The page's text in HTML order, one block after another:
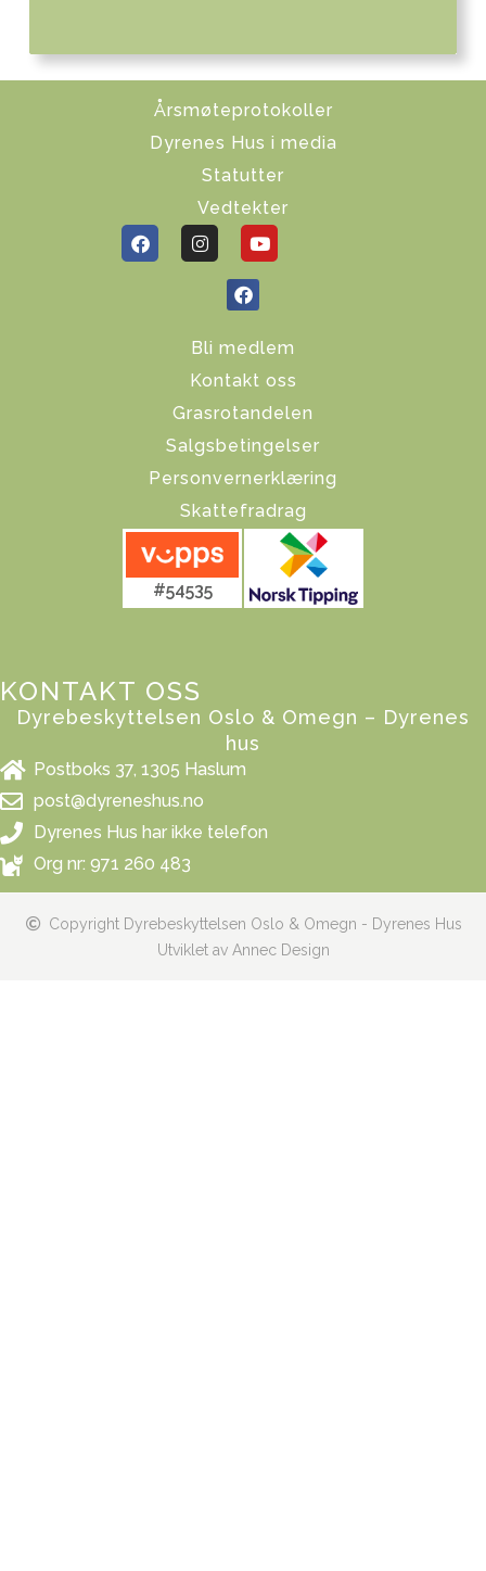
Årsmøteprotokoller
Dyrenes Hus i media
Statutter
Vedtekter
Bli medlem
Kontakt oss
Grasrotandelen
Salgsbetingelser
Personvernerklæring
Skattefradrag
#54535
KONTAKT OSS
Dyrebeskyttelsen Oslo & Omegn – Dyrenes
hus
Postboks 37, 1305 Haslum
post@dyreneshus.no
Dyrenes Hus har ikke telefon
Org nr: 971 260 483
Copyright Dyrebeskyttelsen Oslo & Omegn - Dyrenes Hus
Utviklet av Annec Design